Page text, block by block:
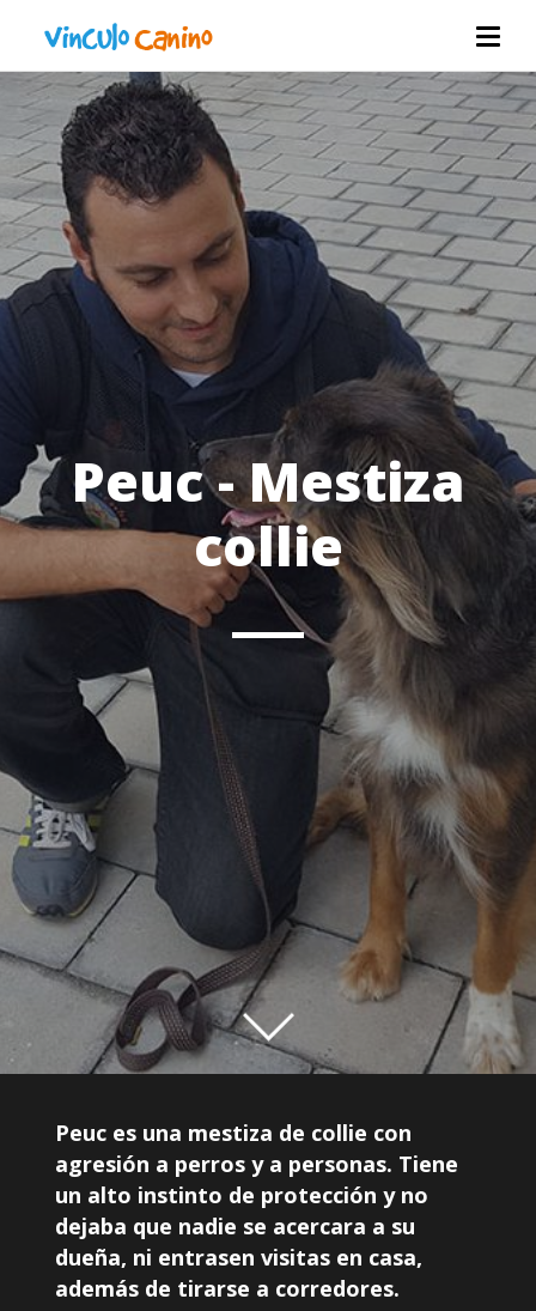
Peuc - Mestiza
collie
Peuc es una mestiza de collie con
agresión a perros y a personas. Tiene
un alto instinto de protección y no
dejaba que nadie se acercara a su
dueña, ni entrasen visitas en casa,
además de tirarse a corredores.